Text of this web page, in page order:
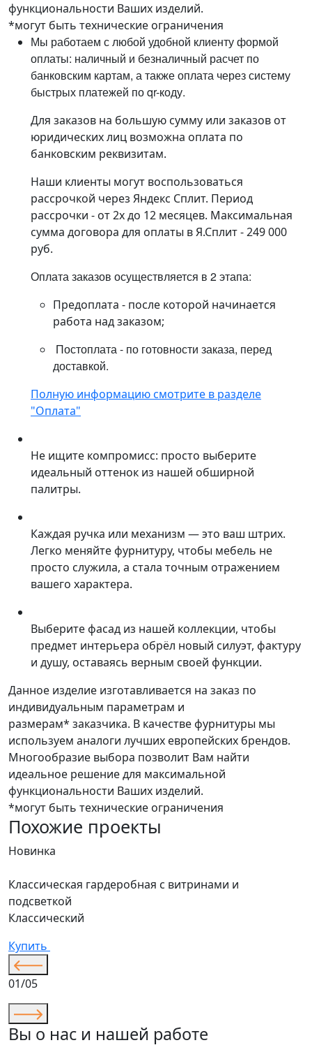
функциональности Ваших изделий.
*могут быть технические ограничения
Мы работаем с любой удобной клиенту формой
оплаты: наличный и безналичный расчет по
банковским картам, а также оплата через систему
быстрых платежей по qr-коду.
Для заказов на большую сумму или заказов от
юридических лиц возможна оплата по
банковским реквизитам.
Наши клиенты могут воспользоваться
рассрочкой через Яндекс Сплит. Период
рассрочки - от 2х до 12 месяцев. Максимальная
сумма договора для оплаты в Я.Сплит - 249 000
руб.
Оплата заказов осуществляется в 2 этапа:
Предоплата - после которой начинается
работа над заказом;
Постоплата - по готовности заказа, перед
доставкой.
Полную информацию смотрите в разделе
"Оплата"
Не ищите компромисс: просто выберите
идеальный оттенок из нашей обширной
палитры.
Каждая ручка или механизм — это ваш штрих.
Легко меняйте фурнитуру, чтобы мебель не
просто служила, а стала точным отражением
вашего характера.
Выберите фасад из нашей коллекции, чтобы
предмет интерьера обрёл новый силуэт, фактуру
и душу, оставаясь верным своей функции.
Данное изделие изготавливается на заказ по
индивидуальным параметрам и
размерам* заказчика. В качестве фурнитуры мы
используем аналоги лучших европейских брендов.
Многообразие выбора позволит Вам найти
идеальное решение для максимальной
функциональности Ваших изделий.
*могут быть технические ограничения
Похожие проекты
Новинка
Классическая гардеробная с витринами и
подсветкой
Классический
Купить
01/05
Вы о нас и нашей работе